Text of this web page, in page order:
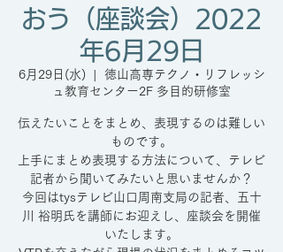
おう（座談会）2022
年6月29日
6月29日(水)
徳山高専テクノ・リフレッシ
ュ教育センター2F 多目的研修室
伝えたいことをまとめ、表現するのは難しい
ものです。
上手にまとめ表現する方法について、テレビ
記者から聞いてみたいと思いませんか？
今回はtysテレビ山口周南支局の記者、五十
川 裕明氏を講師にお迎えし、座談会を開催
いたします。